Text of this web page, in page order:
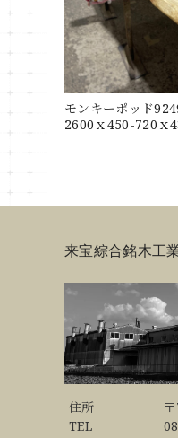
モンキーポッド
2600ｘ450-720ｘ
ター センターテ
来宝綜合銘木工
住所
TEL